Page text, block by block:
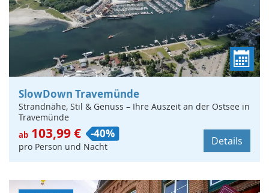
SlowDown Travemünde
Strandnähe, Stil & Genuss – Ihre Auszeit an der Ostsee in
Travemünde
ab 103,99 € -40%
pro Person und Nacht Details